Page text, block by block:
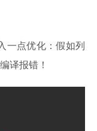
一点优化：假如列
译报错！